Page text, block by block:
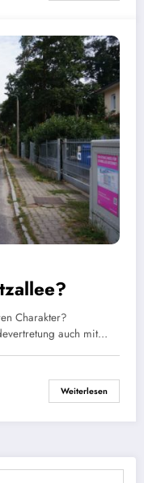
Charakter?
auch mit…
Weiterlesen